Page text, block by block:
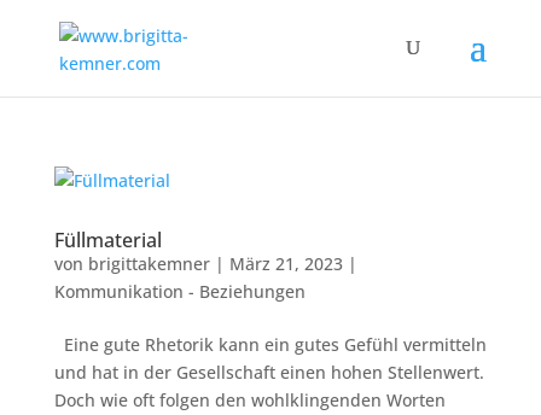
Füllmaterial
von brigittakemner| März 21, 2023|
Kommunikation - Beziehungen
Eine gute Rhetorik kann ein gutes Gefühl vermitteln
und hat in der Gesellschaft einen hohen Stellenwert.
Doch wie oft folgen den wohlklingenden Worten